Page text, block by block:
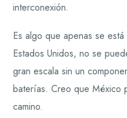
interconexión.
Es algo que apenas se
Estados Unidos, no se
gran escala sin un
baterías. Creo que México
camino.